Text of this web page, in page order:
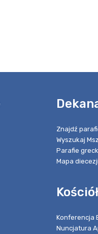
Znajdź
Wyszukaj
Parafie
Mapa diecezji
Kościół
Konferencja
Nuncjatura